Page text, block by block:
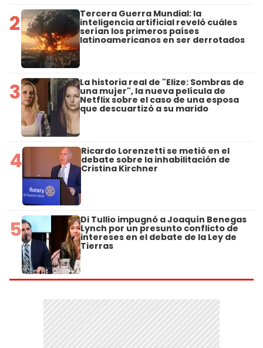
2 Tercera Guerra Mundial: la
inteligencia artificial reveló cuáles
serían los primeros países
latinoamericanos en ser derrotados
3 La historia real de "Elize: Sombras de
una mujer", la nueva película de
Netflix sobre el caso de una esposa
que descuartizó a su marido
4 Ricardo Lorenzetti se metió en el
debate sobre la inhabilitación de
Cristina Kirchner
5 Di Tullio impugnó a Joaquín Benegas
Lynch por un presunto conflicto de
intereses en el debate de la Ley de
Tierras